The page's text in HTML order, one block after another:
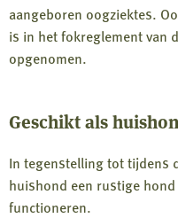
aangeboren oogziektes.
is in het fokreglement van
opgenomen.
Geschikt als
In tegenstelling tot tijdens
huishond een rustige
functioneren.